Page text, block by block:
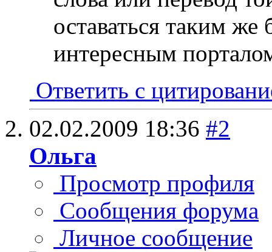
оставаться таким
интересным
Ответить с
02.02.2009 18:36 #2
Ольга
Просмотр профиля
Сообщения форума
Личное сообщение